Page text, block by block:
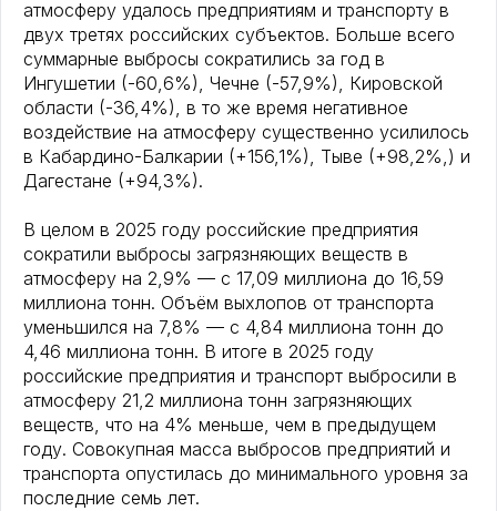
атмосферу удалось предприятиям и транспорту в
двух третях российских субъектов. Больше всего
суммарные выбросы сократились за год в
Ингушетии (-60,6%), Чечне (-57,9%), Кировской
области (-36,4%), в то же время негативное
воздействие на атмосферу существенно усилилось
в Кабардино-Балкарии (+156,1%), Тыве (+98,2%,) и
Дагестане (+94,3%).
В целом в 2025 году российские предприятия
сократили выбросы загрязняющих веществ в
атмосферу на 2,9% — с 17,09 миллиона до 16,59
миллиона тонн. Объём выхлопов от транспорта
уменьшился на 7,8% — с 4,84 миллиона тонн до
4,46 миллиона тонн. В итоге в 2025 году
российские предприятия и транспорт выбросили в
атмосферу 21,2 миллиона тонн загрязняющих
веществ, что на 4% меньше, чем в предыдущем
году. Совокупная масса выбросов предприятий и
транспорта опустилась до минимального уровня за
последние семь лет.